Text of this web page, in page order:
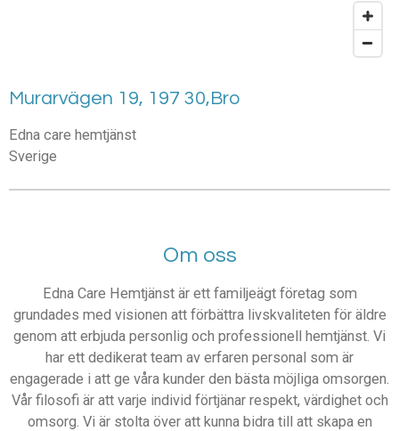
Murarvägen 19, 197 30,Bro
Edna care hemtjänst
Sverige
Om oss
Edna Care Hemtjänst är ett familjeägt företag som
grundades med visionen att förbättra livskvaliteten för äldre
genom att erbjuda personlig och professionell hemtjänst. Vi
har ett dedikerat team av erfaren personal som är
engagerade i att ge våra kunder den bästa möjliga omsorgen.
Vår filosofi är att varje individ förtjänar respekt, värdighet och
omsorg. Vi är stolta över att kunna bidra till att skapa en